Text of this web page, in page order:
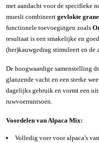
met aandacht voor de specifieke
muesli combineert gevlokte
functionele toevoegingen zoals
resultaat is een smakelijke en
(her)kauwgedrag stimuleert en de
De hoogwaardige samenstelling
glanzende vacht en een sterke
dagelijks gebruik en vormt een
ruwvoerrantsoen.
Voordelen van Alpaca Mix:
Volledig voer voor alpaca’s